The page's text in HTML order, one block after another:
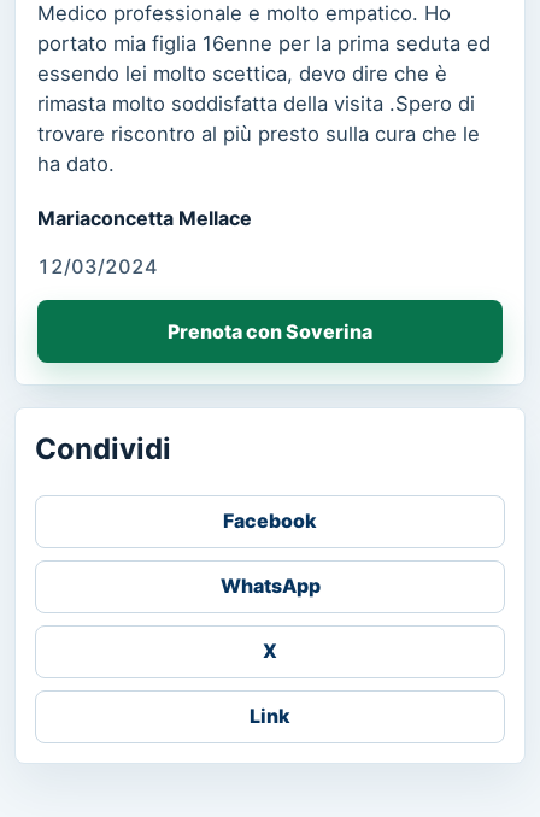
Medico professionale e molto empatico. Ho
portato mia figlia 16enne per la prima seduta ed
essendo lei molto scettica, devo dire che è
rimasta molto soddisfatta della visita .Spero di
trovare riscontro al più presto sulla cura che le
ha dato.
Mariaconcetta Mellace
12/03/2024
Prenota con Soverina
Condividi
Facebook
WhatsApp
X
Link